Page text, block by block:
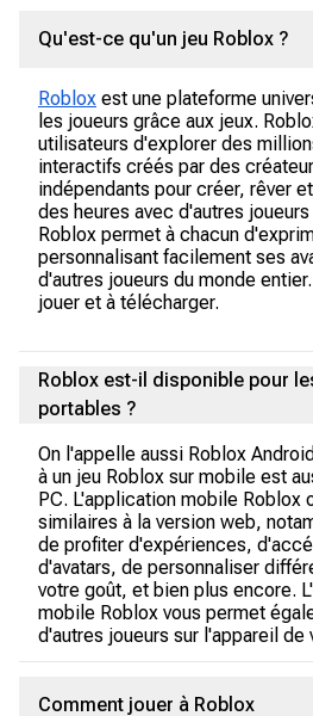
Qu'est-ce qu'un jeu Roblox ?
Roblox est une plateforme
les joueurs grâce aux jeux.
utilisateurs d'explorer des
interactifs créés par des
indépendants pour créer, rêver
des heures avec d'autres
Roblox permet à chacun
personnalisant facilement ses
d'autres joueurs du monde
jouer et à télécharger.
Roblox est-il disponible pour
portables ?
On l'appelle aussi Roblox
à un jeu Roblox sur mobile est
PC. L'application mobile Roblox
similaires à la version web,
de profiter d'expériences,
d'avatars, de personnaliser
votre goût, et bien plus encore.
mobile Roblox vous permet
d'autres joueurs sur l'appareil de
Comment jouer à Roblox